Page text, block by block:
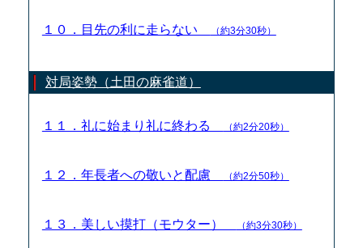
１０．目先の利に走らない （約3分30秒）
対局姿勢（土田の麻雀道）
１１．礼に始まり礼に終わる （約2分20秒）
１２．年長者への敬いと配慮 （約2分50秒）
１３．美しい摸打（モウター） （約3分30秒）